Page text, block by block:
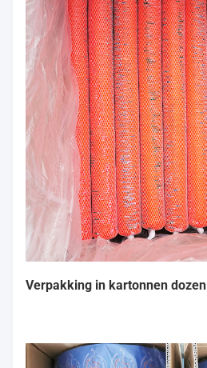
Verpakking in kartonnen dozen